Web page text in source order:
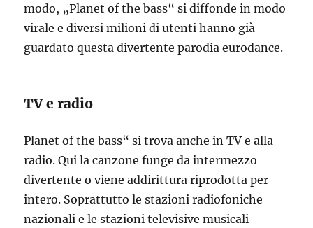
modo, „Planet of the bass“ si diffonde in modo
virale e diversi milioni di utenti hanno già
guardato questa divertente parodia eurodance.
TV e radio
Planet of the bass“ si trova anche in TV e alla
radio. Qui la canzone funge da intermezzo
divertente o viene addirittura riprodotta per
intero. Soprattutto le stazioni radiofoniche
nazionali e le stazioni televisive musicali